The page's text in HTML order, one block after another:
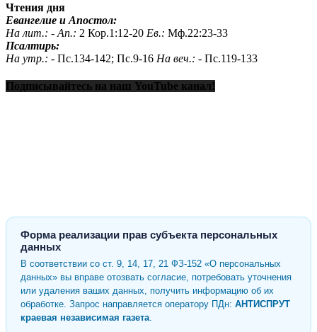
Чтения дня
Евангелие и Апостол:
На лит.: - Ап.: 2 Кор.1:12-20 Ев.: Мф.22:23-33
Псалтирь:
На утр.: - Пс.134-142; Пс.9-16 На веч.: - Пс.119-133
Подписывайтесь на наш YouTube канал!
Форма реализации прав субъекта персональных
данных
В соответствии со ст. 9, 14, 17, 21 ФЗ-152 «О персональных
данных» вы вправе отозвать согласие, потребовать уточнения
или удаления ваших данных, получить информацию об их
обработке. Запрос направляется оператору ПДн: АНТИСПРУТ
краевая независимая газета.